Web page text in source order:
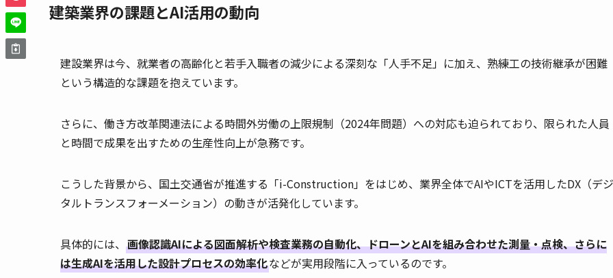
建築業界の課題とAI活用の動向
建設業界は今、就業者の高齢化と若手入職者の減少による深刻な「人手不足」に加え、熟練工の技術継承が困難
という構造的な課題を抱えています。
さらに、働き方改革関連法による時間外労働の上限規制（2024年問題）への対応も迫られており、限られた人員
と時間で成果を出すための生産性向上が急務です。
こうした背景から、国土交通省が推進する「i-Construction」をはじめ、業界全体でAIやICTを活用したDX（デジ
タルトランスフォーメーション）の動きが活発化しています。
具体的には、 画像認識AIによる図面解析や検査業務の自動化、ドローンとAIを組み合わせた測量・点検、さらに
は生成AIを活用した設計プロセスの効率化などが実用段階に入っているのです。